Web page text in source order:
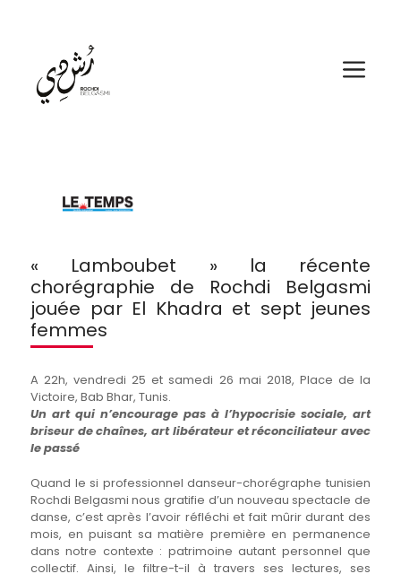
« Lamboubet » la récente
chorégraphie de Rochdi Belgasmi
jouée par El Khadra et sept jeunes
femmes
A 22h, vendredi 25 et samedi 26 mai 2018, Place de la
Victoire, Bab Bhar, Tunis.
Un art qui n’encourage pas à l’hypocrisie sociale, art
briseur de chaînes, art libérateur et réconciliateur avec
le passé
Quand le si professionnel danseur-chorégraphe tunisien
Rochdi Belgasmi nous gratifie d’un nouveau spectacle de
danse, c’est après l’avoir réfléchi et fait mûrir durant des
mois, en puisant sa matière première en permanence
dans notre contexte : patrimoine autant personnel que
collectif. Ainsi, le filtre-t-il à travers ses lectures, ses